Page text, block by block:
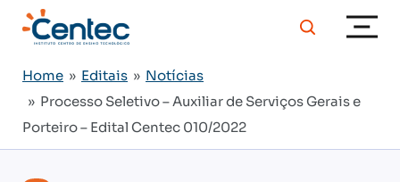
Home » Editais » Notícias
» Processo Seletivo – Auxiliar de Serviços Gerais e
Porteiro – Edital Centec 010/2022